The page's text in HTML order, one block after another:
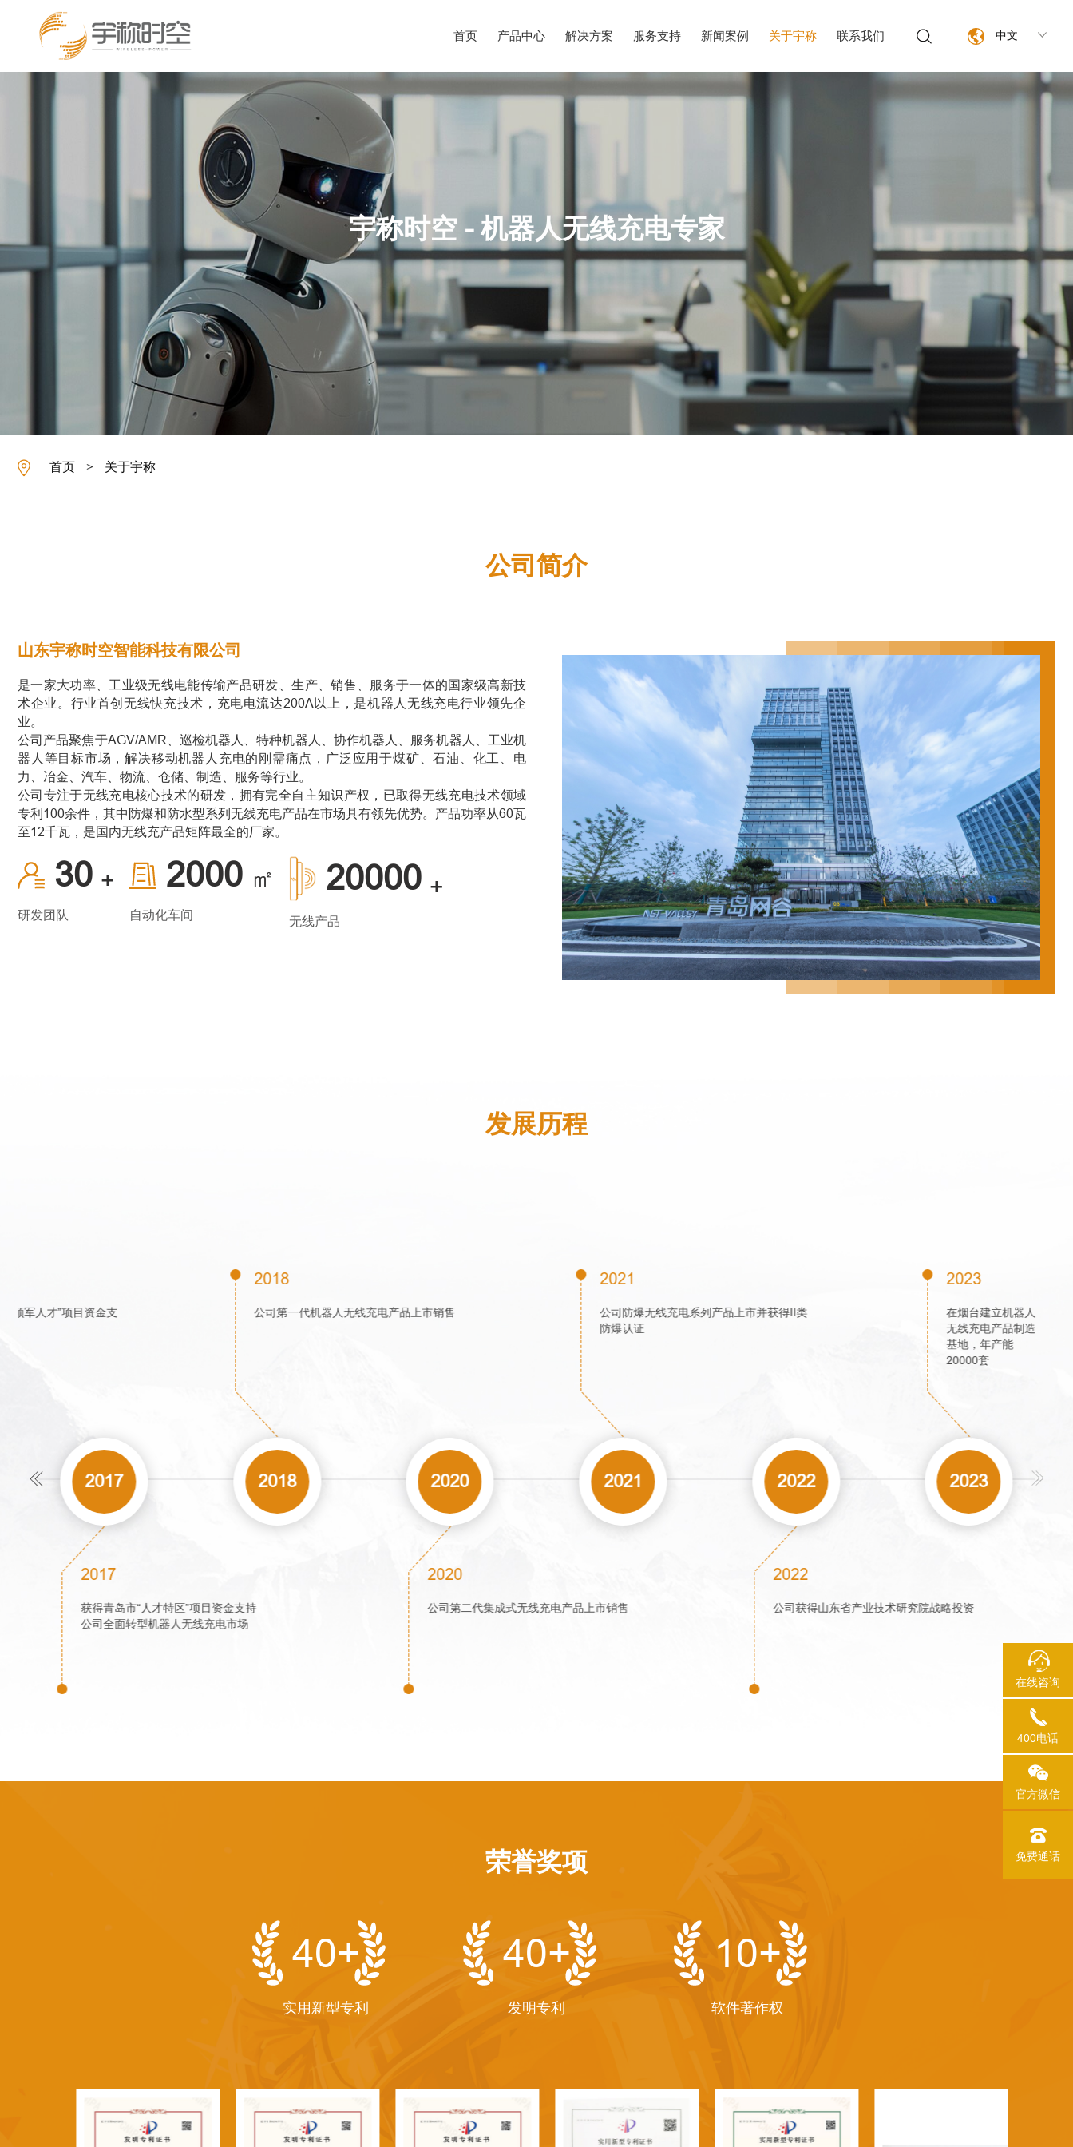
首页 产品中心 解决方案 服务支持 新闻案例 关于宇称 联系我们 中文
宇称时空 - 机器人无线充电专家
首页 > 关于宇称
公司简介
山东宇称时空智能科技有限公司
是一家大功率、工业级无线电能传输产品研发、生产、销售、服务于一体的国家级高新技
术企业。行业首创无线快充技术，充电电流达200A以上，是机器人无线充电行业领先企
业。
公司产品聚焦于AGV/AMR、巡检机器人、特种机器人、协作机器人、服务机器人、工业机
器人等目标市场，解决移动机器人充电的刚需痛点，广泛应用于煤矿、石油、化工、电
力、冶金、汽车、物流、仓储、制造、服务等行业。
公司专注于无线充电核心技术的研发，拥有完全自主知识产权，已取得无线充电技术领域
专利100余件，其中防爆和防水型系列无线充电产品在市场具有领先优势。产品功率从60瓦
至12千瓦，是国内无线充产品矩阵最全的厂家。
30 +
研发团队
2000 ㎡
自动化车间
20000 +
无线产品
发展历程
2015
获得山东省“泰山产业领军人才”项目资金支
2017
获得青岛市“人才特区”项目资金支持
公司全面转型机器人无线充电市场
2018
公司第一代机器人无线充电产品上市销售
2020
公司第二代集成式无线充电产品上市销售
2021
公司防爆无线充电系列产品上市并获得II类
2022
公司获得山东省产业技术
荣誉奖项
40+
实用新型专利
40+
发明专利
10+
软件著作权
在线咨询
400电话
官方微信
免费通话